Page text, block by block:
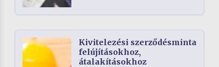
Kivitelezési szerződésminta
felújításokhoz,
átalakításokhoz